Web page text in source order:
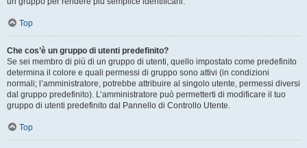
Top
Che cos’è un gruppo di utenti predefinito?
Se sei membro di più di un gruppo di utenti, quello impostato come predefinito
determina il colore e quali permessi di gruppo sono attivi (in condizioni
normali; l’amministratore, potrebbe attribuire al singolo utente, permessi diversi
dal gruppo predefinito). L’amministratore può permetterti di modificare il tuo
gruppo di utenti predefinito dal Pannello di Controllo Utente.
Top